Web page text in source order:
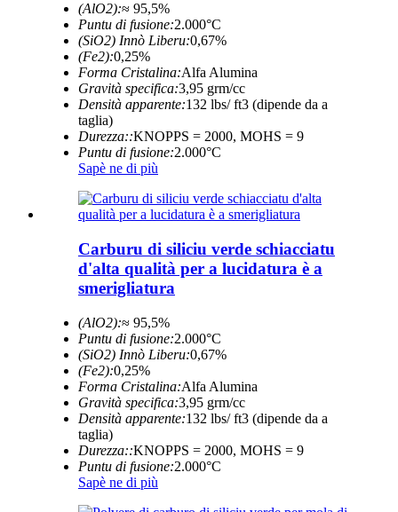
(AlO2):≈ 95,5%
Puntu di fusione:2.000°C
(SiO2) Innò Liberu:0,67%
(Fe2):0,25%
Forma Cristalina:Alfa Alumina
Gravità specifica:3,95 grm/cc
Densità apparente:132 lbs/ ft3 (dipende da a
taglia)
Durezza::KNOPPS = 2000, MOHS = 9
Puntu di fusione:2.000°C
Sapè ne di più
Carburu di siliciu verde schiacciatu
d'alta qualità per a lucidatura è a
smerigliatura
(AlO2):≈ 95,5%
Puntu di fusione:2.000°C
(SiO2) Innò Liberu:0,67%
(Fe2):0,25%
Forma Cristalina:Alfa Alumina
Gravità specifica:3,95 grm/cc
Densità apparente:132 lbs/ ft3 (dipende da a
taglia)
Durezza::KNOPPS = 2000, MOHS = 9
Puntu di fusione:2.000°C
Sapè ne di più